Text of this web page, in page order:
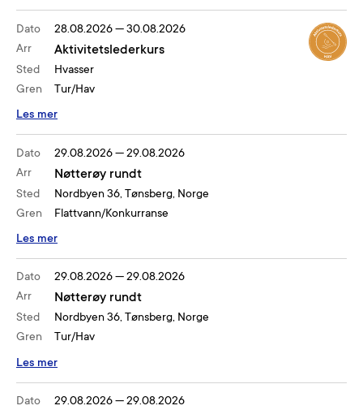
Dato
Arr
Sted
Gren
28.08.2026—30.08.2026
Aktivitetslederkurs
Hvasser
Tur/Hav
Les mer
Dato
Arr
Sted
Gren
29.08.2026—29.08.2026
Nøtterøy rundt
Nordbyen 36, Tønsberg, Norge
Flattvann/Konkurranse
Les mer
Dato
Arr
Sted
Gren
29.08.2026—29.08.2026
Nøtterøy rundt
Nordbyen 36, Tønsberg, Norge
Tur/Hav
Les mer
Dato
29.08.2026—29.08.2026